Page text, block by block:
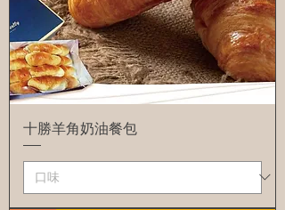
十勝羊角奶油餐包